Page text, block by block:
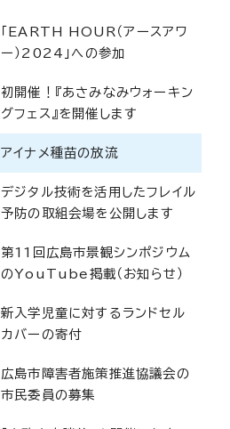
「EARTH HOUR（アースアワ
ー）2024」への参加
初開催！『あさみなみウォーキン
グフェス』を開催します
アイナメ種苗の放流
デジタル技術を活用したフレイル
予防の取組会場を公開します
第11回広島市景観シンポジウム
のYouTube掲載（お知らせ）
新入学児童に対するランドセル
カバーの寄付
広島市障害者施策推進協議会の
市民委員の募集